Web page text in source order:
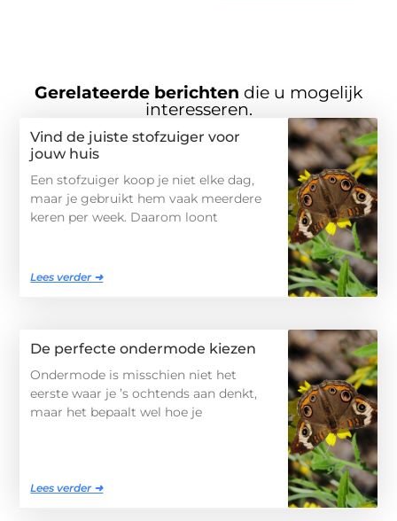
Gerelateerde berichten die u mogelijk
interesseren.
Vind de juiste stofzuiger voor
jouw huis
Een stofzuiger koop je niet elke dag,
maar je gebruikt hem vaak meerdere
keren per week. Daarom loont
Lees verder ➜
De perfecte ondermode kiezen
Ondermode is misschien niet het
eerste waar je ’s ochtends aan denkt,
maar het bepaalt wel hoe je
Lees verder ➜